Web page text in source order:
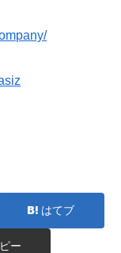
はてブ
ー